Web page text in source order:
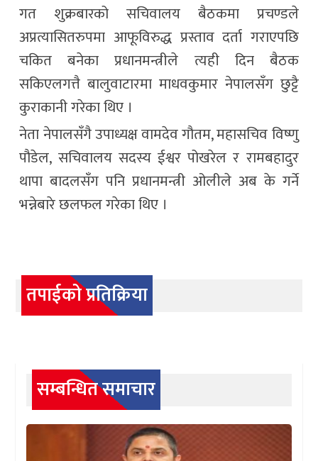
गत शुक्रबारको सचिवालय बैठकमा प्रचण्डले
अप्रत्यासितरुपमा आफूविरुद्ध प्रस्ताव दर्ता गराएपछि
चकित बनेका प्रधानमन्त्रीले त्यही दिन बैठक
सकिएलगत्तै बालुवाटारमा माधवकुमार नेपालसँग छुट्टै
कुराकानी गरेका थिए ।
नेता नेपालसँगै उपाध्यक्ष वामदेव गौतम, महासचिव विष्णु
पौडेल, सचिवालय सदस्य ईश्वर पोखरेल र रामबहादुर
थापा बादलसँग पनि प्रधानमन्त्री ओलीले अब के गर्ने
भन्नेबारे छलफल गरेका थिए ।
तपाईको प्रतिक्रिया
सम्बन्धित समाचार